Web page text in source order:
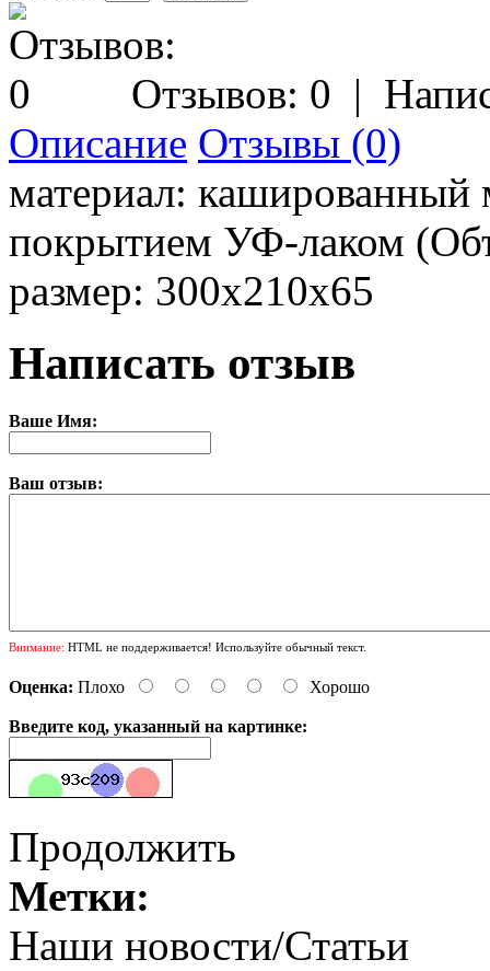
Отзывов: 0 |
Описание Отзывы (0)
материал: кашированный
покрытием УФ-лаком
размер: 300х210х65
Написать отзыв
Ваше Имя:
Ваш отзыв:
Внимание: HTML не поддерживается! Используйте обычный текст.
Оценка: Плохо Хорошо
Введите код, указанный на картинке:
Продолжить
Метки:
Наши новости/Статьи